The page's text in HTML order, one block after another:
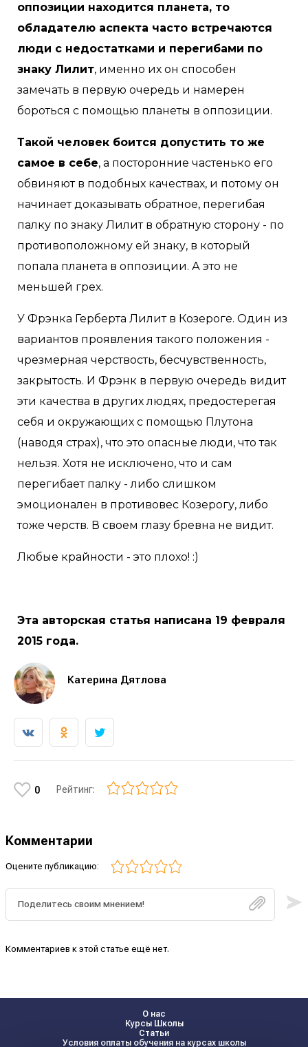
оппозиции находится планета, то
обладателю аспекта часто встречаются
люди с недостатками и перегибами по
знаку Лилит, именно их он способен
замечать в первую очередь и намерен
бороться с помощью планеты в оппозиции.
Такой человек боится допустить то же
самое в себе, а посторонние частенько его
обвиняют в подобных качествах, и потому он
начинает доказывать обратное, перегибая
палку по знаку Лилит в обратную сторону - по
противоположному ей знаку, в который
попала планета в оппозиции. А это не
меньшей грех.
У Фрэнка Герберта Лилит в Козероге. Один из
вариантов проявления такого положения -
чрезмерная черствость, бесчувственность,
закрытость. И Фрэнк в первую очередь видит
эти качества в других людях, предостерегая
себя и окружающих с помощью Плутона
(наводя страх), что это опасные люди, что так
нельзя. Хотя не исключено, что и сам
перегибает палку - либо слишком
эмоционален в противовес Козерогу, либо
тоже черств. В своем глазу бревна не видит.
Любые крайности - это плохо! :)
Эта авторская статья написана 19 февраля
2015 года.
Катерина Дятлова
0 Рейтинг:
Комментарии
Оцените публикацию:
Комментариев к этой статье ещё нет.
О нас
Курсы Школы
Статьи
Условия оплаты обучения на курсах школы